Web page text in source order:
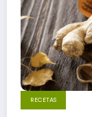
RECETAS